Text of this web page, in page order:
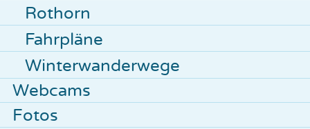
Rothorn
Fahrpläne
Winter­wanderwege
Webcams
Fotos